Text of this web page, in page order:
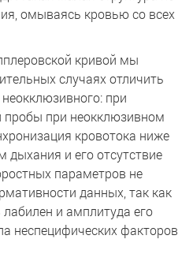
омываясь кровью со всех
кривой мы
случаях отличить
при
при неокклюзивном
кровотока ниже
дыхания и его отсутствие
параметров не
данных, так как
и амплитуда его
неспецифических факторов